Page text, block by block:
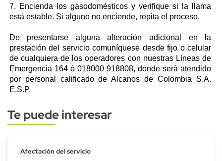
7. Encienda los gasodomésticos y verifique si la llama
está estable. Si alguno no enciende, repita el proceso.
De presentarse alguna alteración adicional en la
prestación del servicio comuníquese desde fijo o celular
de cualquiera de los operadores con nuestras Líneas de
Emergencia 164 ó 018000 918808, donde será atendido
por personal calificado de Alcanos de Colombia S.A.
E.S.P.
Subtitulo
Te puede interesar
Afectación del servicio